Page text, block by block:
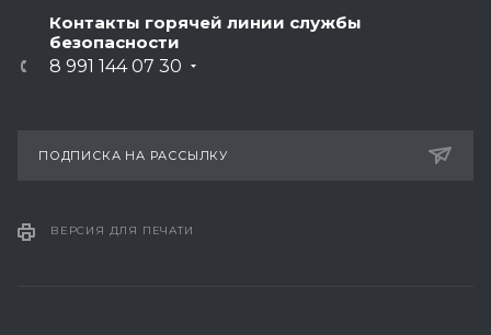
Контакты горячей линии службы
безопасности
8 991 144 07 30
ПОДПИСКА НА РАССЫЛКУ
ВЕРСИЯ ДЛЯ ПЕЧАТИ